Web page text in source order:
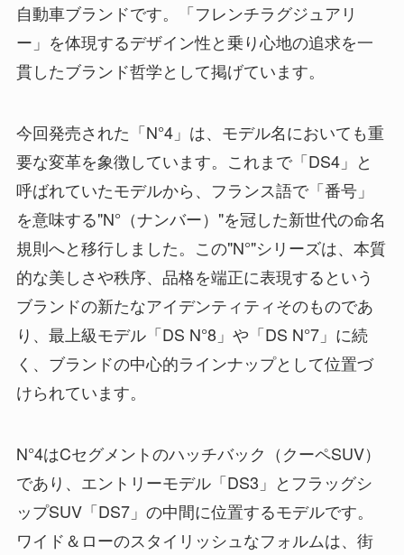
自動車ブランドです。「フレンチラグジュアリ
ー」を体現するデザイン性と乗り心地の追求を一
貫したブランド哲学として掲げています。
今回発売された「N°4」は、モデル名においても重
要な変革を象徴しています。これまで「DS4」と
呼ばれていたモデルから、フランス語で「番号」
を意味する"N°（ナンバー）"を冠した新世代の命名
規則へと移行しました。この"N°"シリーズは、本質
的な美しさや秩序、品格を端正に表現するという
ブランドの新たなアイデンティティそのものであ
り、最上級モデル「DS N°8」や「DS N°7」に続
く、ブランドの中心的ラインナップとして位置づ
けられています。
N°4はCセグメントのハッチバック（クーペSUV）
であり、エントリーモデル「DS3」とフラッグシ
ップSUV「DS7」の中間に位置するモデルです。
ワイド＆ローのスタイリッシュなフォルムは、街